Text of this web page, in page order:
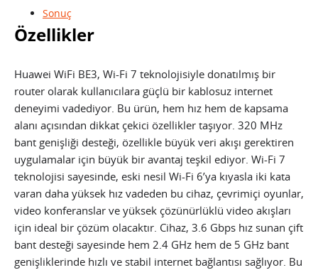
Sonuç
Özellikler
Huawei WiFi BE3, Wi-Fi 7 teknolojisiyle donatılmış bir
router olarak kullanıcılara güçlü bir kablosuz internet
deneyimi vadediyor. Bu ürün, hem hız hem de kapsama
alanı açısından dikkat çekici özellikler taşıyor. 320 MHz
bant genişliği desteği, özellikle büyük veri akışı gerektiren
uygulamalar için büyük bir avantaj teşkil ediyor. Wi-Fi 7
teknolojisi sayesinde, eski nesil Wi-Fi 6’ya kıyasla iki kata
varan daha yüksek hız vadeden bu cihaz, çevrimiçi oyunlar,
video konferanslar ve yüksek çözünürlüklü video akışları
için ideal bir çözüm olacaktır. Cihaz, 3.6 Gbps hız sunan çift
bant desteği sayesinde hem 2.4 GHz hem de 5 GHz bant
genişliklerinde hızlı ve stabil internet bağlantısı sağlıyor. Bu